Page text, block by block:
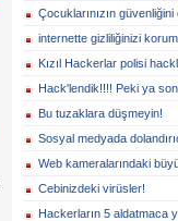
Çocuklarınızın
internette gizliliğinizi
Kızıl Hackerlar polisi
Hack'lendik!!!! Peki ya
Bu tuzaklara düşmeyin!
Sosyal medyada
Web kameralarındaki
Cebinizdeki virüsler!
Hackerların 5 aldatmaca